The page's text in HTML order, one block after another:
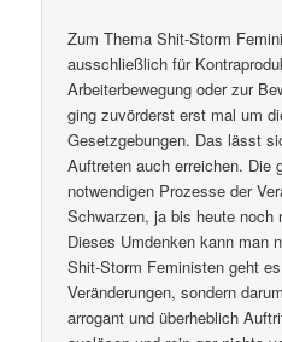
Zum Thema Shit-Storm
ausschließlich für
Arbeiterbewegung oder zur
ging zuvörderst erst mal um
Gesetzgebungen. Das lässt
Auftreten auch erreichen. Die
notwendigen Prozesse der
Schwarzen, ja bis heute noch
Dieses Umdenken kann man
Shit-Storm Feministen geht
Veränderungen, sondern
arrogant und überheblich